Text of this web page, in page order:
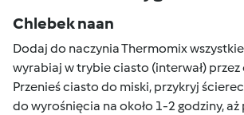
Chlebek naan
Dodaj do naczynia Thermomix wszystkie
wyrabiaj w trybie ciasto (interwał) przez
Przenieś ciasto do miski, przykryj
do wyrośnięcia na około 1-2 godziny,